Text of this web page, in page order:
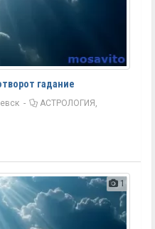
гадание
-
АСТРОЛОГИЯ,
1